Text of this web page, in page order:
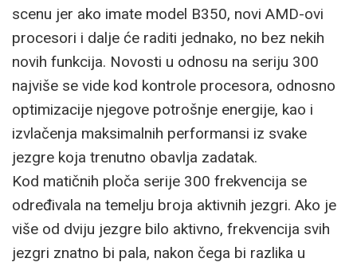
scenu jer ako imate model B350, novi AMD-ovi
procesori i dalje će raditi jednako, no bez nekih
novih funkcija. Novosti u odnosu na seriju 300
najviše se vide kod kontrole procesora, odnosno
optimizacije njegove potrošnje energije, kao i
izvlačenja maksimalnih performansi iz svake
jezgre koja trenutno obavlja zadatak.
Kod matičnih ploča serije 300 frekvencija se
određivala na temelju broja aktivnih jezgri. Ako je
više od dviju jezgre bilo aktivno, frekvencija svih
jezgri znatno bi pala, nakon čega bi razlika u